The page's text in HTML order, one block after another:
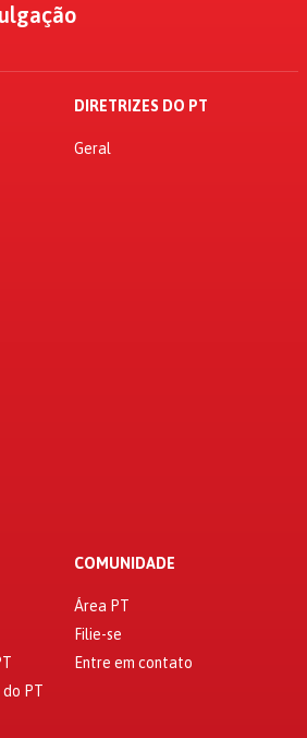
DIRETRIZES DO PT
Geral
PT
COMUNIDADE
Área PT
Filie-se
Entre em contato